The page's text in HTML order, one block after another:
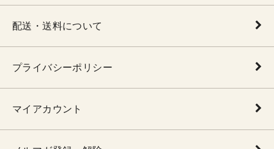
配送・送料について
プライバシーポリシー
マイアカウント